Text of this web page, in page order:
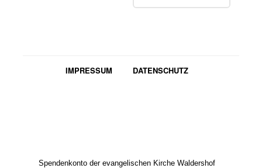
IMPRESSUM DATENSCHUTZ
Spendenkonto der evangelischen Kirche Waldershof